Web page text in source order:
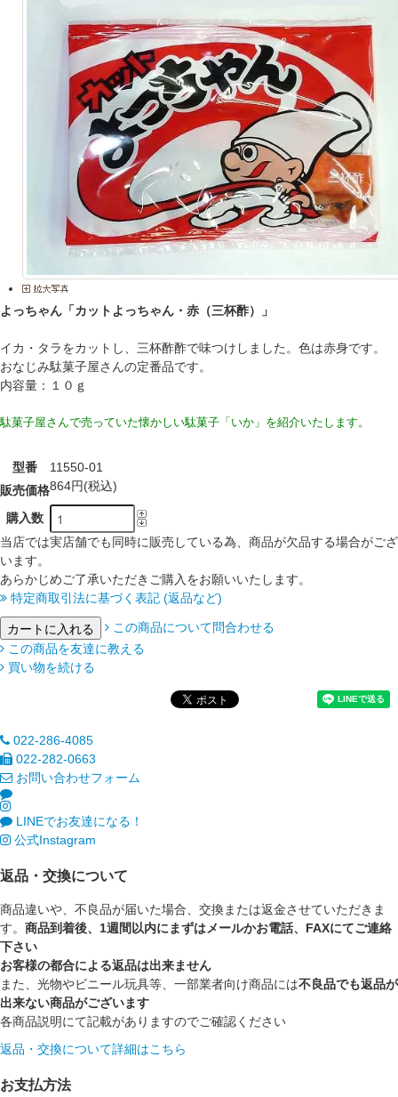
よっちゃん「カットよっちゃん・赤（三杯酢）」
イカ・タラをカットし、三杯酢酢で味つけしました。色は赤身です。
おなじみ駄菓子屋さんの定番品です。
内容量：１０ｇ
駄菓子屋さんで売っていた懐かしい駄菓子「いか」を紹介いたします。
型番
11550-01
販売価格864円(税込)
購入数
当店では実店舗でも同時に販売している為、商品が欠品する場合がござ
います。
あらかじめご了承いただきご購入をお願いいたします。
特定商取引法に基づく表記 (返品など)
この商品について問合わせる
この商品を友達に教える
買い物を続ける
022-286-4085
022-282-0663
お問い合わせフォーム
LINEでお友達になる！
公式Instagram
返品・交換について
商品違いや、不良品が届いた場合、交換または返金させていただきま
す。 商品到着後、1週間以内にまずはメールかお電話、FAXにてご連絡
下さい
お客様の都合による返品は出来ません
また、光物やビニール玩具等、一部業者向け商品には不良品でも返品が
出来ない商品がございます
各商品説明にて記載がありますのでご確認ください
返品・交換について詳細はこちら
お支払方法